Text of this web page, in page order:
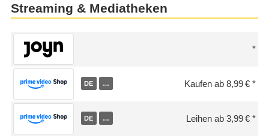
Streaming & Mediatheken
DE … Kaufen ab 8,99 €
DE … Leihen ab 3,99 €